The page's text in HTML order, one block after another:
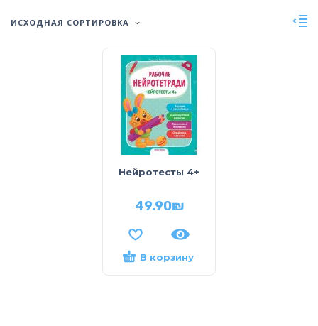
ИСХОДНАЯ СОРТИРОВКА
Нейротесты 4+
49.90₪
В корзину